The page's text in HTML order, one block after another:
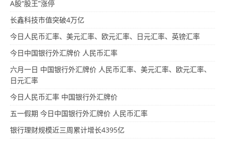
A股“股王”涨停
长鑫科技市值突破4万亿
今日人民币汇率、美元汇率、欧元汇率、日元汇率、英镑汇率
今日中国银行外汇牌价 人民币汇率
六月一日 中国银行外汇牌价 人民币汇率、美元汇率、欧元汇率、
日元汇率
今日人民币汇率 中国银行外汇牌价
五一假期 今日中国银行外汇牌价 人民币汇率
银行理财规模近三周累计增长4395亿